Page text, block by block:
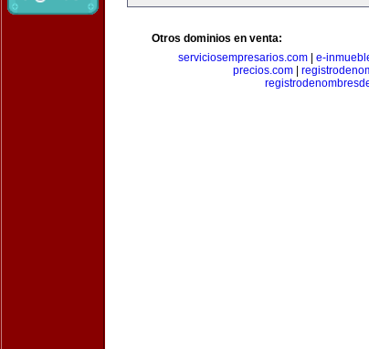
Otros dominios en venta:
serviciosempresarios.com| e-
precios.com